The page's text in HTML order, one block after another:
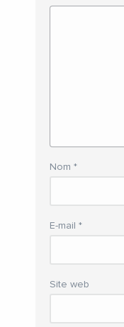
Nom *
E-mail *
Site web